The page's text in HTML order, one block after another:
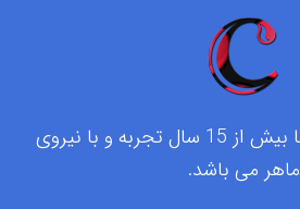
لوله بازکنی کاسپین با بیش از 15 سال تجربه و با نیروی
ماهر می باشد.